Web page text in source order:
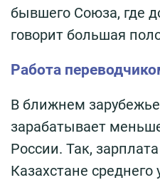
бывшего Союза, где
говорит большая
Работа
В ближнем
зарабатывает
России. Так,
Казахстане среднего